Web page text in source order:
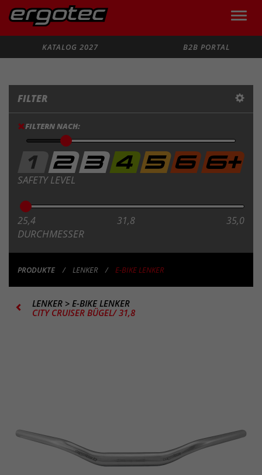
Toggle
KATALOG 2027
B2B PORTAL
FILTER
FILTERN NACH:
SAFETY LEVEL
25,4 31,8 35,0
DURCHMESSER
PRODUKTE LENKER E-BIKE LENKER
LENKER > E-BIKE LENKER
CITY CRUISER BÜGEL/ 31,8